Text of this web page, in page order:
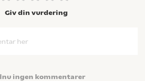
Giv din vurdering
her
ingen kommentarer